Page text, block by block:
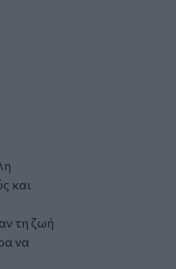
και
τη ζωή
να